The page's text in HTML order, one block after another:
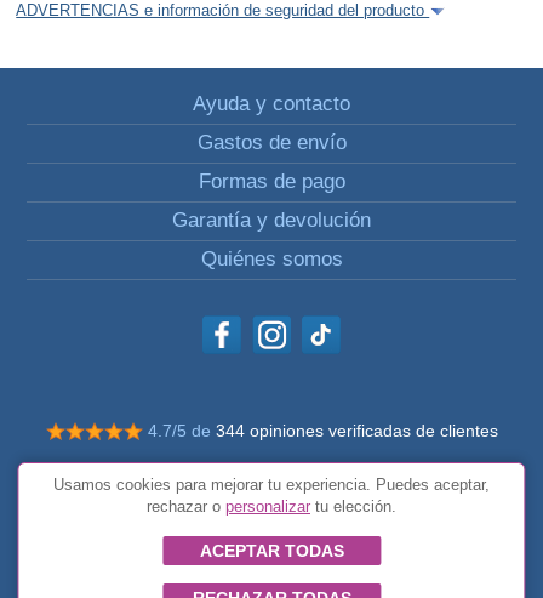
ADVERTENCIAS e información de seguridad del producto
Ayuda y contacto
Gastos de envío
Formas de pago
Garantía y devolución
Quiénes somos
4.7/5 de 344 opiniones verificadas de clientes
© Todos los derechos reservados Impulsivos
Condiciones generales
Usamos cookies para mejorar tu experiencia. Puedes aceptar,
rechazar o personalizar tu elección.
ACEPTAR TODAS